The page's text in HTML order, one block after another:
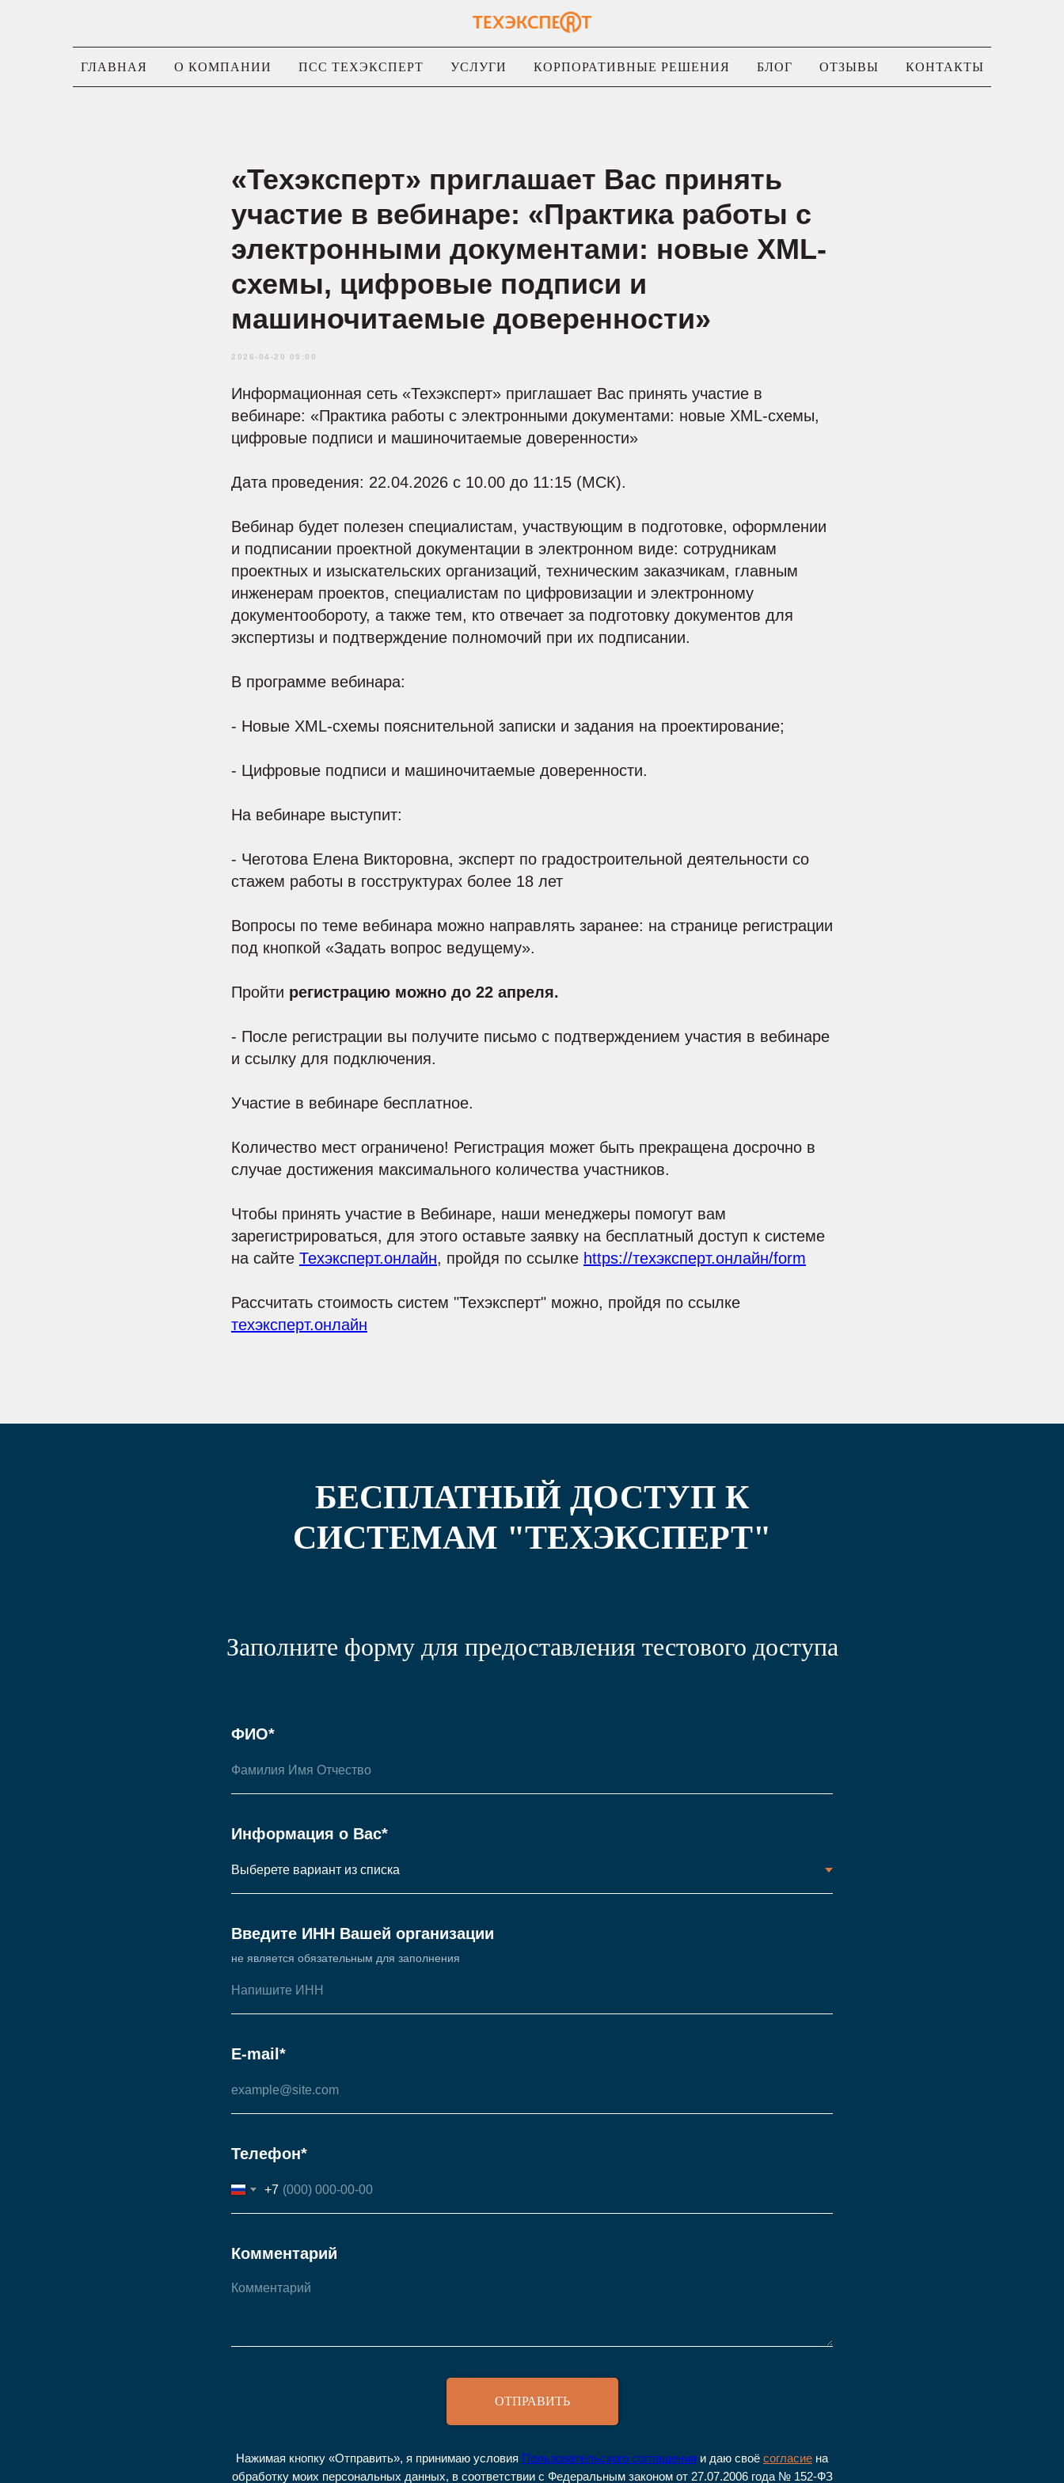
ГЛАВНАЯ О КОМПАНИИ ПСС ТЕХЭКСПЕРТ УСЛУГИ КОРПОРАТИВНЫЕ РЕШЕНИЯ БЛОГ ОТЗЫВЫ КОНТАКТЫ
«Техэксперт» приглашает Вас принять
участие в вебинаре: «Практика работы с
электронными документами: новые XML-
схемы, цифровые подписи и
машиночитаемые доверенности»
2026-04-20 09:00
Информационная сеть «Техэксперт» приглашает Вас принять участие в
вебинаре: «Практика работы с электронными документами: новые XML-схемы,
цифровые подписи и машиночитаемые доверенности»
Дата проведения: 22.04.2026 с 10.00 до 11:15 (МСК).
Вебинар будет полезен специалистам, участвующим в подготовке, оформлении
и подписании проектной документации в электронном виде: сотрудникам
проектных и изыскательских организаций, техническим заказчикам, главным
инженерам проектов, специалистам по цифровизации и электронному
документообороту, а также тем, кто отвечает за подготовку документов для
экспертизы и подтверждение полномочий при их подписании.
В программе вебинара:
- Новые XML-схемы пояснительной записки и задания на проектирование;
- Цифровые подписи и машиночитаемые доверенности.
На вебинаре выступит:
- Чеготова Елена Викторовна, эксперт по градостроительной деятельности со
стажем работы в госструктурах более 18 лет
Вопросы по теме вебинара можно направлять заранее: на странице регистрации
под кнопкой «Задать вопрос ведущему».
Пройти регистрацию можно до 22 апреля.
- После регистрации вы получите письмо с подтверждением участия в вебинаре
и ссылку для подключения.
Участие в вебинаре бесплатное.
Количество мест ограничено! Регистрация может быть прекращена досрочно в
случае достижения максимального количества участников.
Чтобы принять участие в Вебинаре, наши менеджеры помогут вам
зарегистрироваться, для этого оставьте заявку на бесплатный доступ к системе
на сайте Техэксперт.онлайн, пройдя по ссылке https://техэксперт.онлайн/form
Рассчитать стоимость систем "Техэксперт" можно, пройдя по ссылке
техэксперт.онлайн
БЕСПЛАТНЫЙ ДОСТУП К
СИСТЕМАМ "ТЕХЭКСПЕРТ"
Заполните форму для предоставления тестового доступа
ФИО*
Информация о Вас*
Введите ИНН Вашей организации
не является обязательным для заполнения
E-mail*
Телефон*
+7
Комментарий
ОТПРАВИТЬ
Нажимая кнопку «Отправить», я принимаю условия Пользовательского соглашения и даю своё согласие на
обработку моих персональных данных, в соответствии с Федеральным законом от 27.07.2006 года № 152-ФЗ